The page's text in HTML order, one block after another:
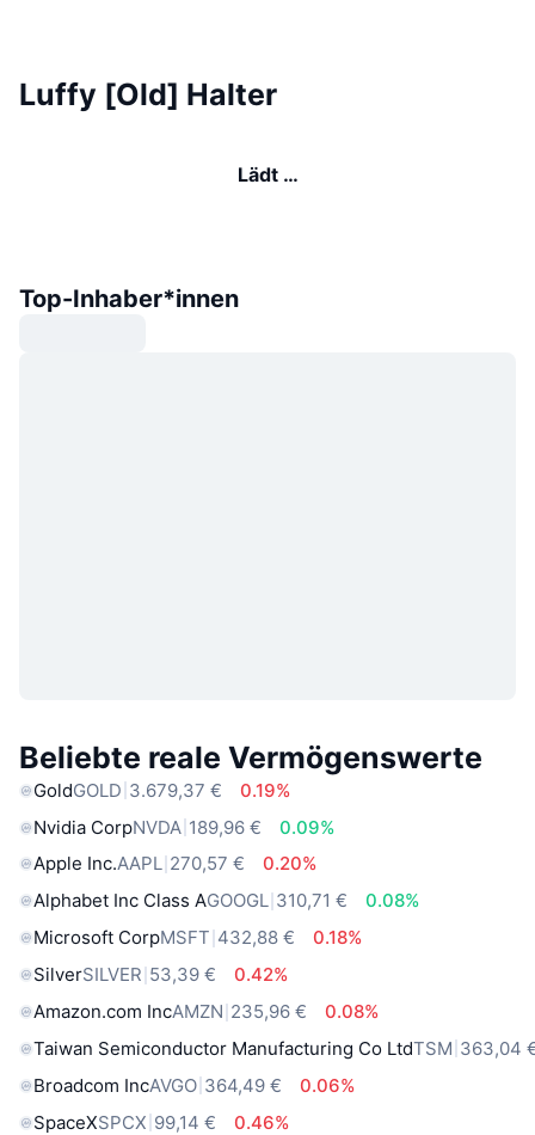
Luffy [Old] Halter
Lädt …
Top-Inhaber*innen
Beliebte reale Vermögenswerte
GoldGOLD 3.679,37 €
0.19%
Nvidia CorpNVDA 189,96 €
0.09%
Apple Inc.AAPL 270,57 €
0.20%
Alphabet Inc Class AGOOGL 310,71 €
0.08%
Microsoft CorpMSFT 432,88 €
0.18%
SilverSILVER 53,39 €
0.42%
Amazon.com IncAMZN 235,96 €
0.08%
Taiwan Semiconductor Manufacturing Co LtdTSM 363,04
Broadcom IncAVGO 364,49 €
0.06%
SpaceXSPCX 99,14 €
0.46%